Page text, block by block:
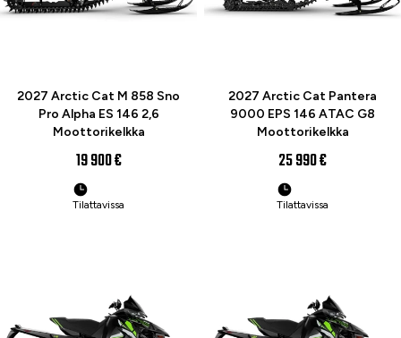
2027 Arctic Cat M 858 Sno
Pro Alpha ES 146 2,6
Moottorikelkka
19 900 €
Tilattavissa
2027 Arctic Cat Pantera
9000 EPS 146 ATAC G8
Moottorikelkka
25 990 €
Tilattavissa